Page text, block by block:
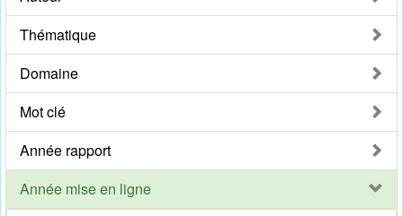
Thématique
Domaine
Mot clé
Année rapport
Année mise en ligne